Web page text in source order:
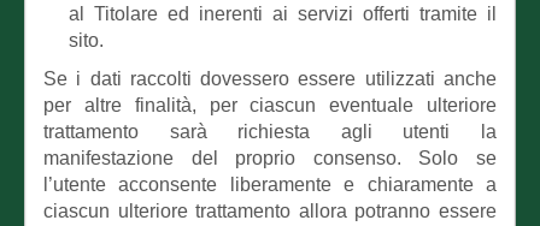
al Titolare ed inerenti ai servizi offerti tramite il
sito.
Se i dati raccolti dovessero essere utilizzati anche
per altre finalità, per ciascun eventuale ulteriore
trattamento sarà richiesta agli utenti la
manifestazione del proprio consenso. Solo se
l’utente acconsente liberamente e chiaramente a
ciascun ulteriore trattamento allora potranno essere